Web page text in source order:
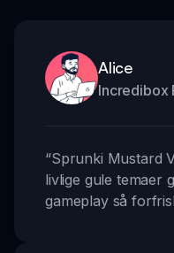
Alice
Incredibox
“Sprunki Mustard
livlige gule temaer
gameplay så